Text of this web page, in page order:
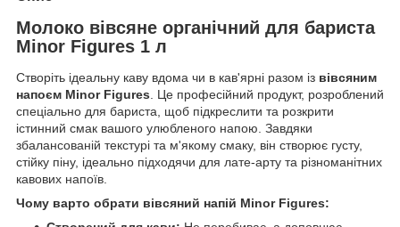
Молоко вівсяне органічний для бариста
Minor Figures 1 л
Створіть ідеальну каву вдома чи в кав'ярні разом із вівсяним
напоєм Minor Figures. Це професійний продукт, розроблений
спеціально для бариста, щоб підкреслити та розкрити
істинний смак вашого улюбленого напою. Завдяки
збалансованій текстурі та м'якому смаку, він створює густу,
стійку піну, ідеально підходячи для лате-арту та різноманітних
кавових напоїв.
Чому варто обрати вівсяний напій Minor Figures: